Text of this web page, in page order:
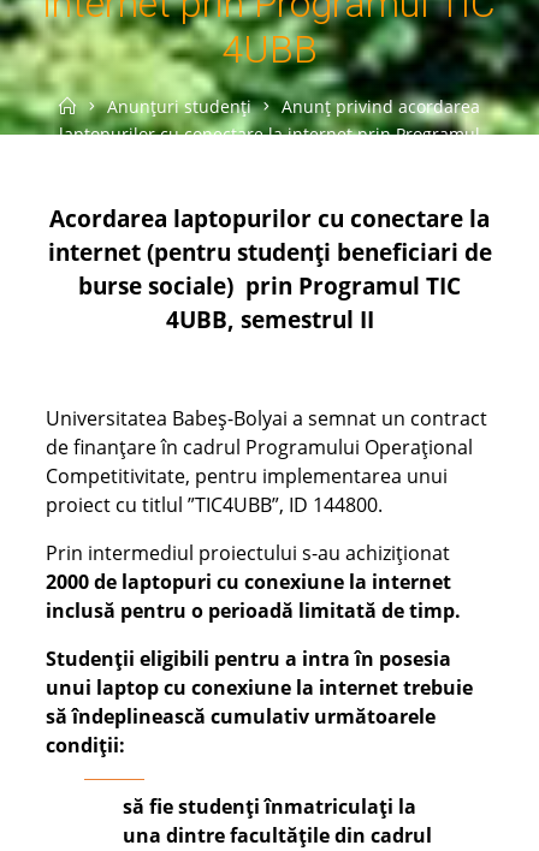
4UBB
HomeAnunțuri studenți
Anunț privind acordarea
laptopurilor cu conectare la internet prin Programul
Acordarea laptopurilor cu conectare la
internet (pentru studenți beneficiari de
burse sociale) prin Programul TIC
4UBB, semestrul II
Universitatea Babeș-Bolyai a semnat un contract
de finanțare în cadrul Programului Operațional
Competitivitate, pentru implementarea unui
proiect cu titlul ”TIC4UBB”, ID 144800.
Prin intermediul proiectului s-au achiziționat
2000 de laptopuri cu conexiune la internet
inclusă pentru o perioadă limitată de timp.
Studenții eligibili pentru a intra în posesia
unui laptop cu conexiune la internettrebuie
să îndeplinească cumulativ următoarele
condiții:
să fie studenți înmatriculați la
una dintre facultățile din cadrul